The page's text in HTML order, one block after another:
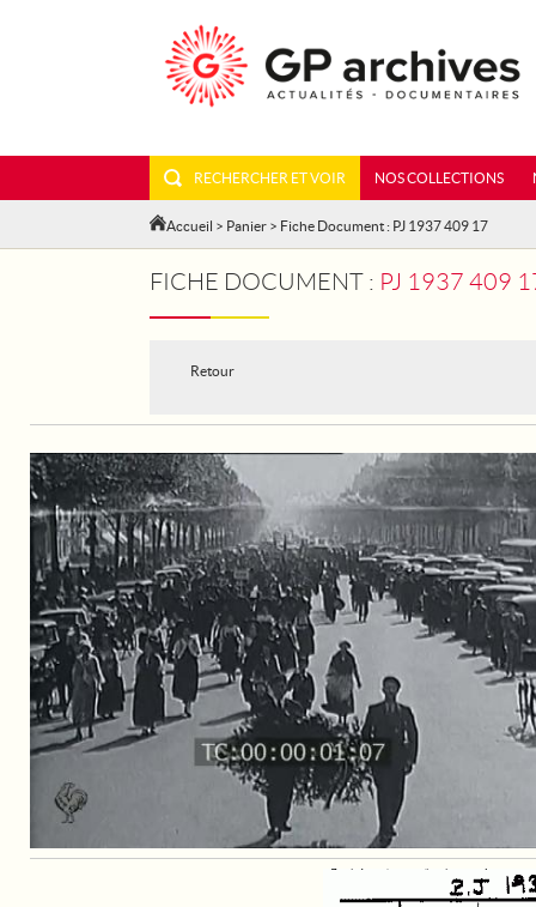
RECHERCHER ET VOIR NOS COLLECTIONS
Accueil > Panier > Fiche Document : PJ 1937 409 17
FICHE DOCUMENT : PJ 1937 409
Retour